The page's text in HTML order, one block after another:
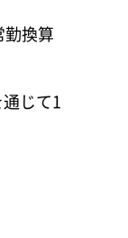
換算
じて1